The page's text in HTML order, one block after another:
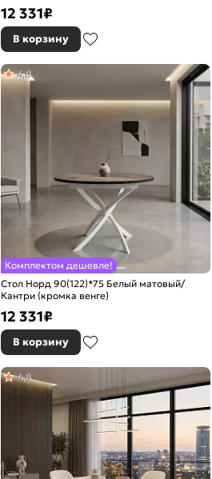
12 331₽
В корзину
Комплектом дешевле!
Стол Норд 90(122)*75 Белый матовый/
Кантри (кромка венге)
4,8
12 331₽
В корзину
4,8